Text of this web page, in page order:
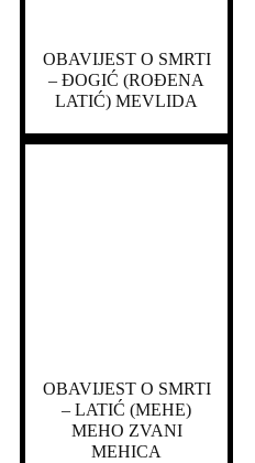
OBAVIJEST O SMRTI
– ĐOGIĆ (ROĐENA
LATIĆ) MEVLIDA
OBAVIJEST O SMRTI
– LATIĆ (MEHE)
MEHO ZVANI
MEHICA